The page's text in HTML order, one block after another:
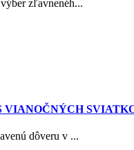
zľavnenéh...
VIANOČNÝCH
dôveru v ...